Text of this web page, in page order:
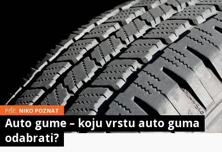
PIŠE: NIKO POZNAT
Auto gume – koju vrstu auto guma
odabrati?